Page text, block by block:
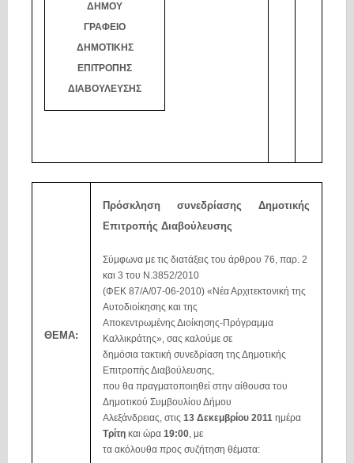
ΔΗΜΟΥ
ΓΡΑΦΕΙΟ
ΔΗΜΟΤΙΚΗΣ
ΕΠΙΤΡΟΠΗΣ
ΔΙΑΒΟΥΛΕΥΣΗΣ
ΘΕΜΑ:
Πρόσκληση συνεδρίασης Δημοτικής
Επιτροπής Διαβούλευσης
Σύμφωνα με τις διατάξεις του άρθρου 76, παρ. 2
και 3 του Ν.3852/2010
(ΦΕΚ 87/Α/07-06-2010) «ΝέαΑρχιτεκτονική της
Αυτοδιοίκησης και της
Αποκεντρωμένης Διοίκησης-Πρόγραμμα
Καλλικράτης», σας καλούμε σε
δημόσια τακτική συνεδρίαση της Δημοτικής
Επιτροπής Διαβούλευσης,
που θα πραγματοποιηθεί στην αίθουσα του
Δημοτικού Συμβουλίου Δήμου
Αλεξάνδρειας, στις 13 Δεκεμβρίου 2011 ημέρα
Τρίτη και ώρα 19:00, με
τα ακόλουθα προς συζήτηση θέματα: